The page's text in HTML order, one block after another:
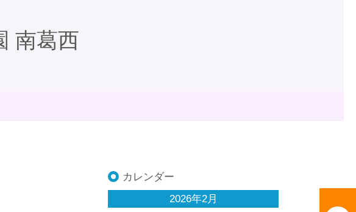
南葛西
カレンダー
2026年2月